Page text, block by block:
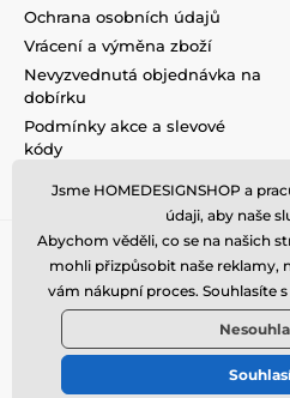
Ochrana osobních údajů
Vrácení a výměna zboží
Nevyzvednutá objednávka na
dobírku
Podmínky akce a slevové
kódy
Jsme HOMEDESIGNSHOP a
údaji, aby naše
Abychom věděli, co se na našich
mohli přizpůsobit naše reklamy,
vám nákupní proces. Souhlasíte